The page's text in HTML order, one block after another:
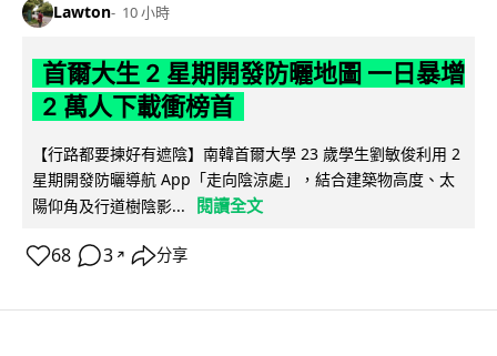
Lawton 10 小時
首爾大生 2 星期開發防曬地圖 一日暴增
2 萬人下載衝榜首
【行路都要揀好有遮陰】南韓首爾大學 23 歲學生劉敏俊利用 2
星期開發防曬導航 App「走向陰涼處」，結合建築物高度、太
陽仰角及行道樹陰影...
閱讀全文
68 3 ↗ 分享